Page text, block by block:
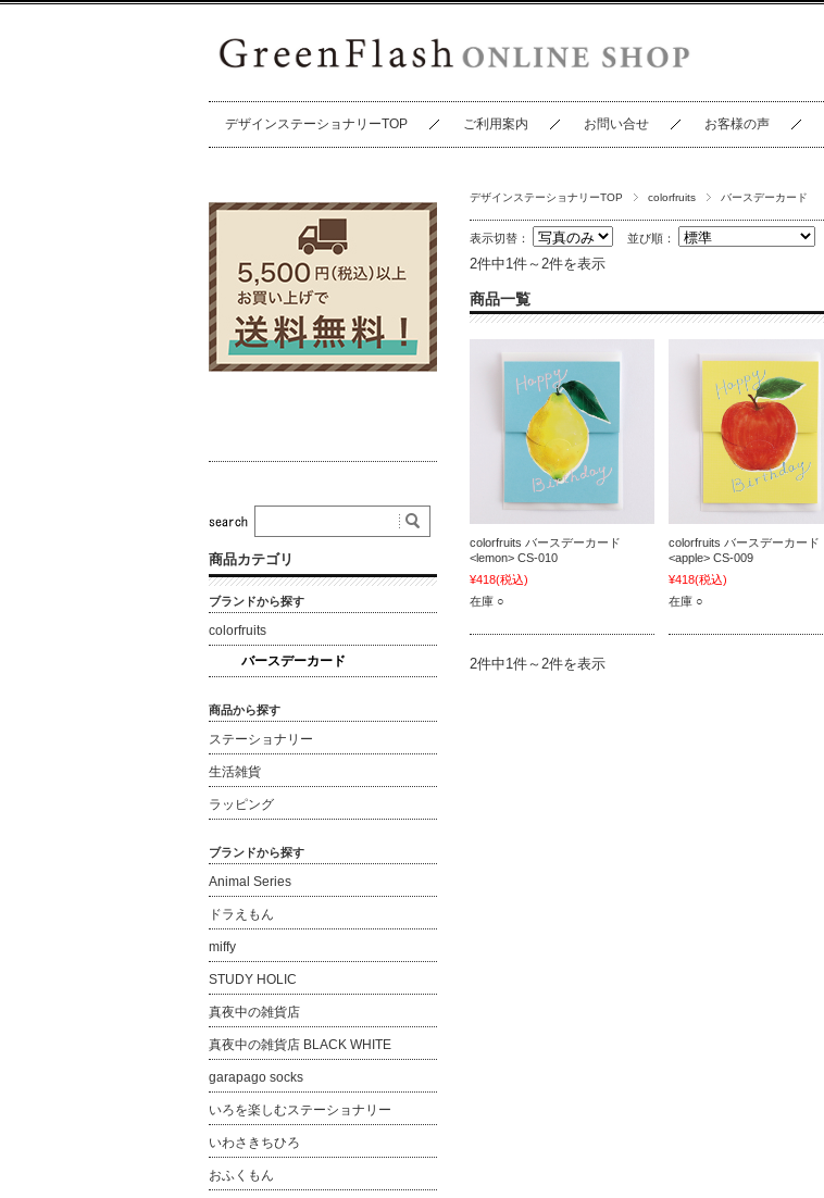
デザインステーショナリーTOP ご利用案内 お問い合せ お客様の声
デザインステーショナリーTOP colorfruits バースデーカード
表示切替： 並び順：
2件中1件～2件を表示
商品一覧
colorfruits バースデーカード
<lemon> CS-010
¥418(税込)
在庫 ○
colorfruits バースデーカード
<apple> CS-009
¥418(税込)
在庫 ○
2件中1件～2件を表示
商品カテゴリ
ブランドから探す
colorfruits
バースデーカード
商品から探す
ステーショナリー
生活雑貨
ラッピング
ブランドから探す
Animal Series
ドラえもん
miffy
STUDY HOLIC
真夜中の雑貨店
真夜中の雑貨店 BLACK WHITE
garapago socks
いろを楽しむステーショナリー
いわさきちひろ
おふくもん